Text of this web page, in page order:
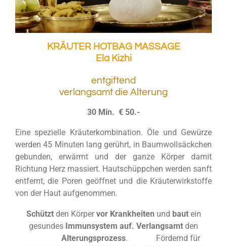
KRÄUTER HOTBAG MASSAGE
Ela Kizhi
entgiftend
verlangsamt die Alterung
30 Min. € 50.-
Eine spezielle Kräuterkombination. Öle und Gewürze
werden 45 Minuten lang gerührt, in Baumwollsäckchen
gebunden, erwärmt und der ganze Körper damit
Richtung Herz massiert. Hautschüppchen werden sanft
entfernt, die Poren geöffnet und die Kräuterwirkstoffe
von der Haut aufgenommen.
Schütztden Körpervor Krankheiten und bautein
gesundes Immunsystem auf. Verlangsamt den
Alterungsprozess. Fördernd für